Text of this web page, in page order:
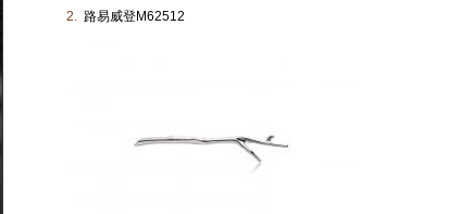
2. 路易威登M62512